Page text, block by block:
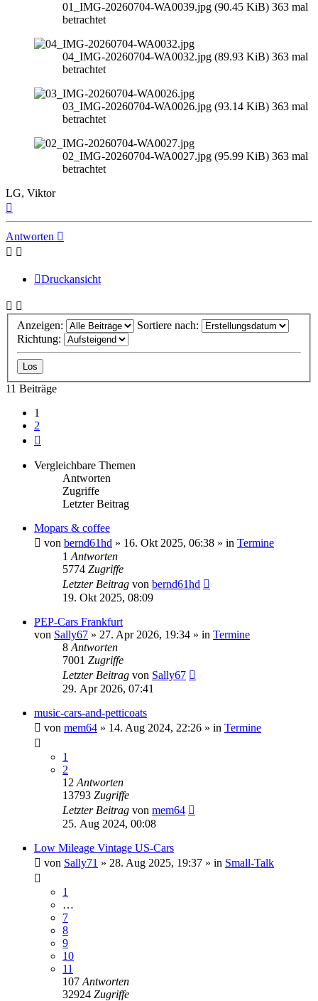
01_IMG-20260704-WA0039.jpg (90.45 KiB) 363 mal
betrachtet
04_IMG-20260704-WA0032.jpg (89.93 KiB) 363 mal
betrachtet
03_IMG-20260704-WA0026.jpg (93.14 KiB) 363 mal
betrachtet
02_IMG-20260704-WA0027.jpg (95.99 KiB) 363 mal
betrachtet
LG, Viktor
Antworten
Druckansicht
Anzeigen:
Sortiere nach:
Richtung:
11 Beiträge
1
2
Vergleichbare Themen
Antworten
Zugriffe
Letzter Beitrag
Mopars & coffee
von bernd61hd » 16. Okt 2025, 06:38 » in Termine
1 Antworten
5774 Zugriffe
Letzter Beitrag von bernd61hd
19. Okt 2025, 08:09
PEP-Cars Frankfurt
von Sally67 » 27. Apr 2026, 19:34 » in Termine
8 Antworten
7001 Zugriffe
Letzter Beitrag von Sally67
29. Apr 2026, 07:41
music-cars-and-petticoats
von mem64 » 14. Aug 2024, 22:26 » in Termine
1
2
12 Antworten
13793 Zugriffe
Letzter Beitrag von mem64
25. Aug 2024, 00:08
Low Mileage Vintage US-Cars
von Sally71 » 28. Aug 2025, 19:37 » in Small-Talk
1
…
7
8
9
10
11
107 Antworten
32924 Zugriffe